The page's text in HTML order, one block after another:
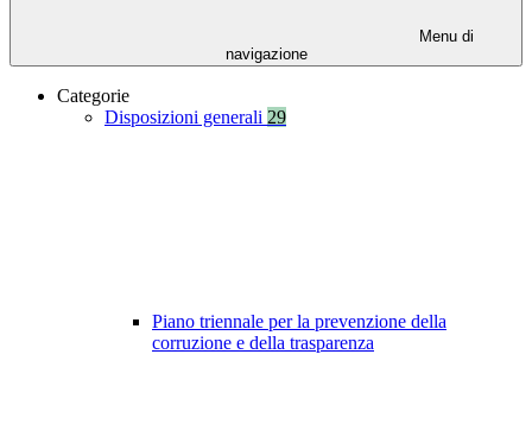
Menu di
navigazione
Categorie
Disposizioni generali 29
Piano triennale per la prevenzione della
corruzione e della trasparenza